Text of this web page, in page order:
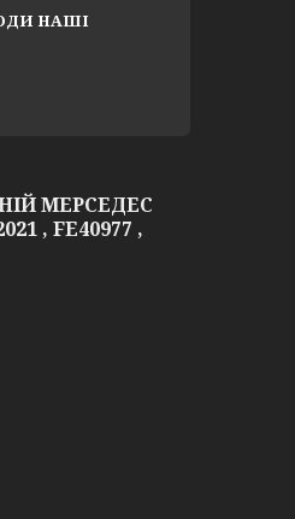
НАШІ
МЕРСЕДЕС
, FE40977 ,